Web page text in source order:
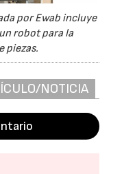
por Ewab incluye
robot para la
piezas.
NOTICIA